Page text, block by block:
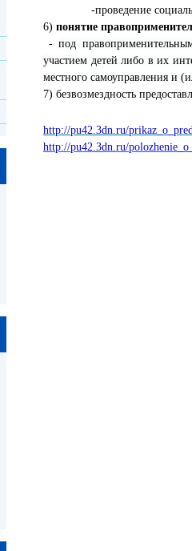
-проведение
6) понятие
-под
участием детей либо в их
местного самоуправления и
7) безвозмездность
http://pu42.3dn.ru/
http://pu42.3dn.ru/